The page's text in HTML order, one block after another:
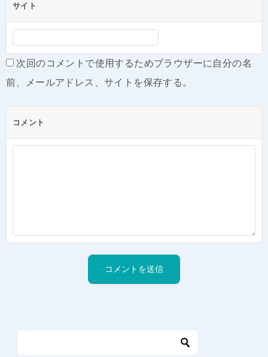
サイト
次回のコメントで使用するためブラウザーに自分の名
前、メールアドレス、サイトを保存する。
コメント